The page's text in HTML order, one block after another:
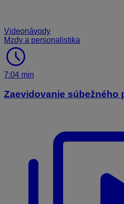
Videonávody
Mzdy a personalistika
schedule
7:04 min
Zaevidovanie súbežného